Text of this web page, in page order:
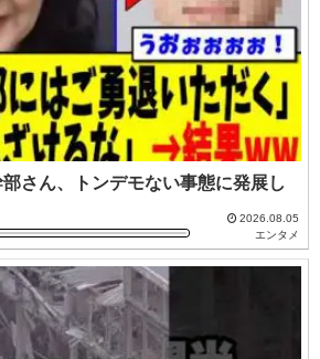
部さん、トンデモない事態に発展し
2026.08.05
エンタメ